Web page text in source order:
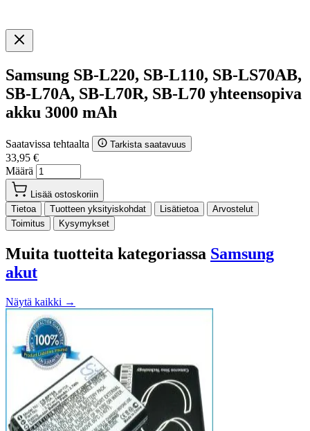
Samsung SB-L220, SB-L110, SB-LS70AB,
SB-L70A, SB-L70R, SB-L70 yhteensopiva
akku 3000 mAh
Saatavissa tehtaalta Tarkista saatavuus
33,95 €
Määrä
Lisää ostoskoriin
Tietoa
Tuotteen yksityiskohdat Lisätietoa
Arvostelut
Toimitus
Kysymykset
Muita tuotteita kategoriassa Samsung
akut
Näytä kaikki →